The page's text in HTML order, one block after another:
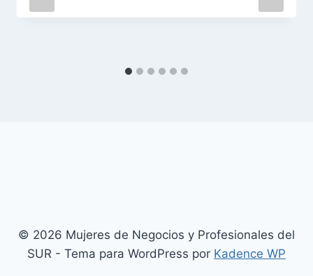
© 2026 Mujeres de Negocios y Profesionales del
SUR - Tema para WordPress por Kadence WP